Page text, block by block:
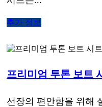
추가 정보
프리미엄 투톤 보트
선장의 편안함을 위해